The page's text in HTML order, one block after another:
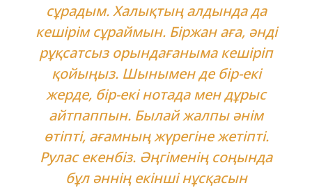
сұрадым. Халықтың алдында да
кешірім сұраймын. Біржан аға, әнді
рұқсатсыз орындағаныма кешіріп
қойыңыз. Шынымен де бір-екі
жерде, бір-екі нотада мен дұрыс
айтпаппын. Былай жалпы әнім
өтіпті, ағамның жүрегіне жетіпті.
Рулас екенбіз. Әңгіменің соңында
бұл әннің екінші нұсқасын